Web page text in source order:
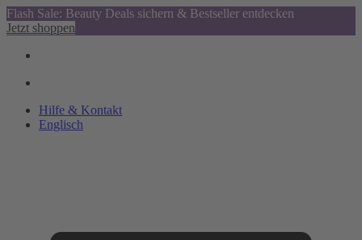
Flash Sale: Beauty Deals sichern & Bestseller entdecken
Jetzt shoppen
Hilfe & Kontakt
Englisch